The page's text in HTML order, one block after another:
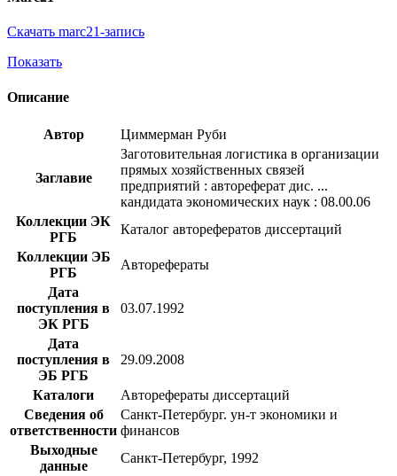
Скачать marc21-запись
Показать
Описание
Автор Циммерман Руби
Заглавие
Заготовительная логистика в организации
прямых хозяйственных связей
предприятий : автореферат дис. ...
кандидата экономических наук : 08.00.06
Коллекции ЭК
РГБ
Каталог авторефератов диссертаций
Коллекции ЭБ
РГБ
Авторефераты
Дата
поступления в
ЭК РГБ
03.07.1992
Дата
поступления в
ЭБ РГБ
29.09.2008
Каталоги
Авторефераты диссертаций
Сведения об
ответственности
Санкт-Петербург. ун-т экономики и
финансов
Выходные
данные
Санкт-Петербург, 1992